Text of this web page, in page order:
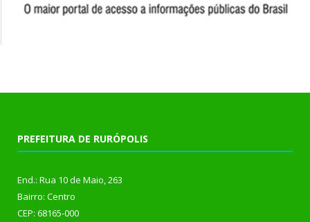
PREFEITURA DE RURÓPOLIS
End.: Rua 10 de Maio, 263
Bairro: Centro
CEP: 68165-000